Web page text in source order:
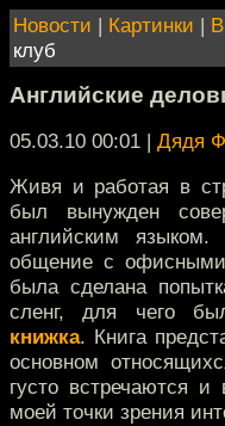
Новости | Картинки |
клуб
Английские
05.03.10 00:01 | Дядя
Живя и работая в
был вынужден
английским языком.
общение с
была сделана
сленг, для чего
книжка. Книга
основном
густо встречаются
моей точки зрения